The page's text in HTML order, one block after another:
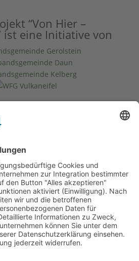
“Von Hier –
ist eine Initiative von